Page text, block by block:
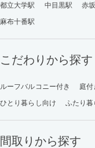
都立大学駅
中目黒駅 赤
麻布十番駅
こだわりから探す
ルーフバルコニー付き 庭付
ひとり暮らし向け
ふたり暮
間取りから探す